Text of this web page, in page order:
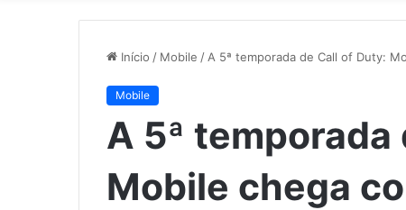
Início / Mobile / A 5ª temporada de Call of Duty:
Mobile
A 5ª
Mobile chega